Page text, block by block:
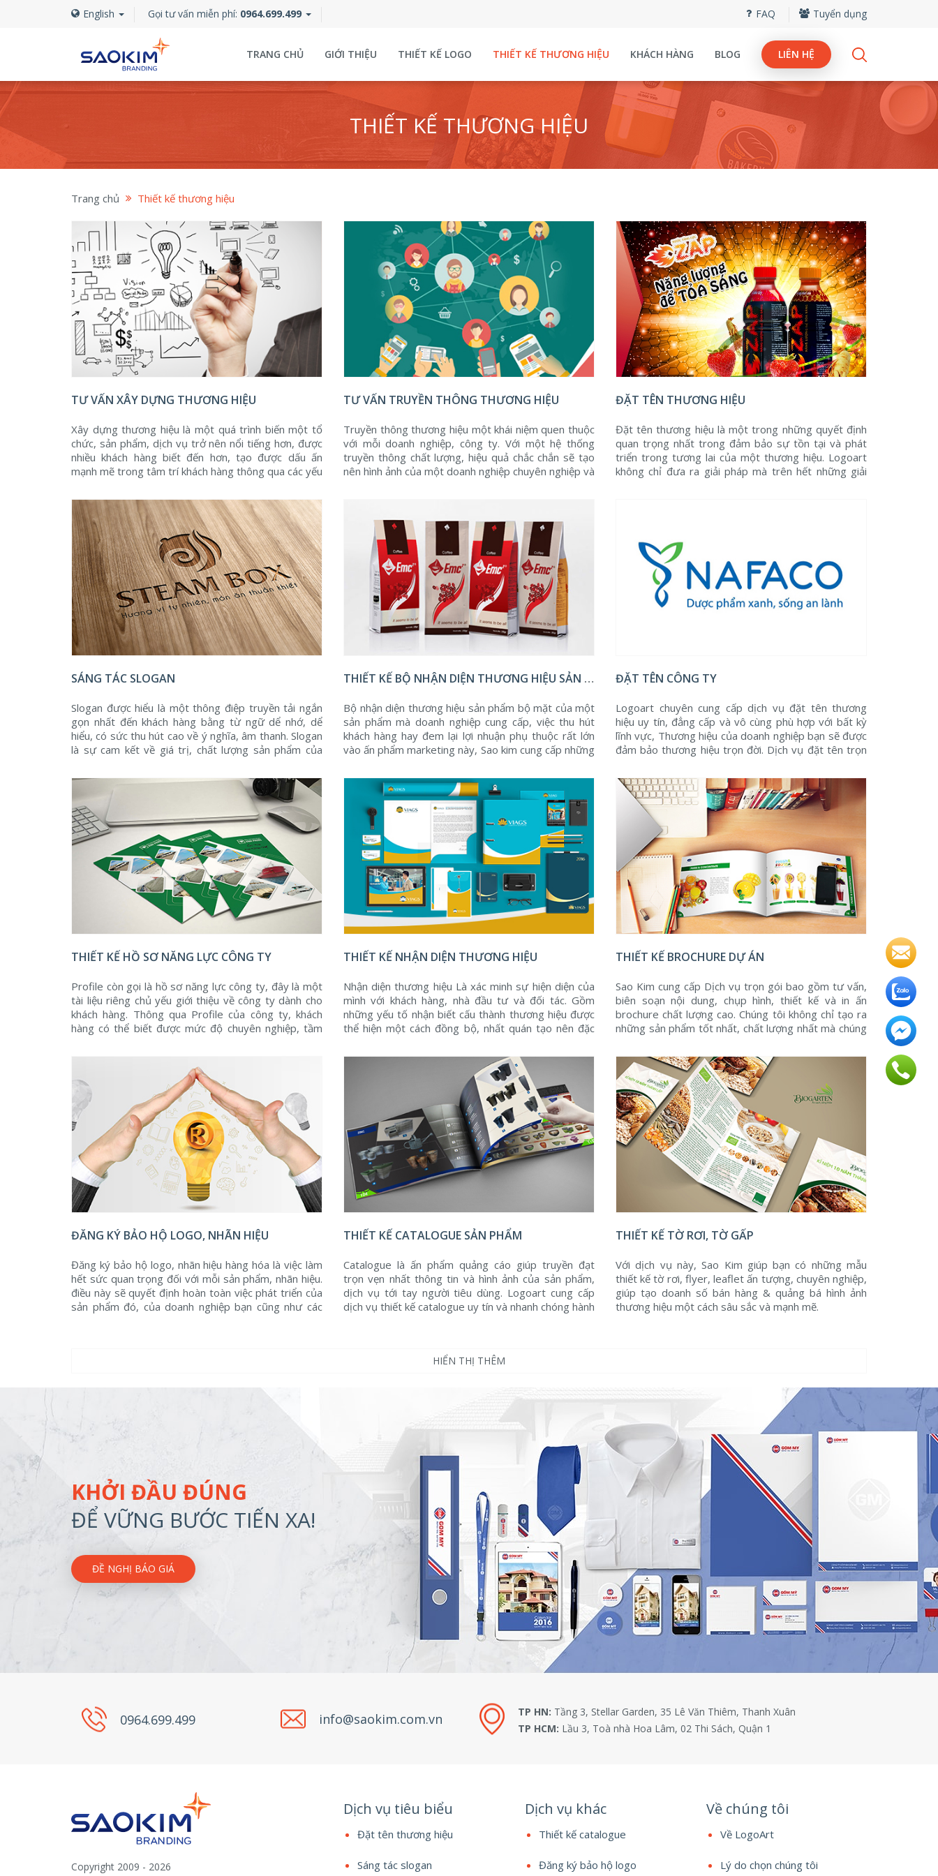
English Gọi tư vấn miễn phí: 0964.699.499 FAQ Tuyển dụng
TRANG CHỦ GIỚI THIỆU THIẾT KẾ LOGO THIẾT KẾ THƯƠNG HIỆU KHÁCH HÀNG BLOG LIÊN HỆ
THIẾT KẾ THƯƠNG HIỆU
Trang chủ Thiết kế thương hiệu
TƯ VẤN XÂY DỰNG THƯƠNG HIỆU
Xây dựng thương hiệu là một quá trình biến một tổ
chức, sản phẩm, dịch vụ trở nên nổi tiếng hơn, được
nhiều khách hàng biết đến hơn, tạo được dấu ấn
mạnh mẽ trong tâm trí khách hàng thông qua các yếu
thương hiệu;
TƯ VẤN TRUYỀN THÔNG THƯƠNG HIỆU
Truyền thông thương hiệu một khái niệm quen thuộc
với mỗi doanh nghiệp, công ty. Với một hệ thống
truyền thông chất lượng, hiệu quả chắc chắn sẽ tạo
nên hình ảnh của một doanh nghiệp chuyên nghiệp và
ĐẶT TÊN THƯƠNG HIỆU
Đặt tên thương hiệu là một trong những quyết định
quan trọng nhất trong đảm bảo sự tồn tại và phát
triển trong tương lai của một thương hiệu. Logoart
không chỉ đưa ra giải pháp mà trên hết những giải
SÁNG TÁC SLOGAN
Slogan được hiểu là một thông điệp truyền tải ngắn
gọn nhất đến khách hàng bằng từ ngữ dể nhớ, dể
hiểu, có sức thu hút cao về ý nghĩa, âm thanh. Slogan
là sự cam kết về giá trị, chất lượng sản phẩm của
THIẾT KẾ BỘ NHẬN DIỆN THƯƠNG HIỆU SẢN PHẨM
Bộ nhận diện thương hiệu sản phẩm bộ mặt của một
sản phẩm mà doanh nghiệp cung cấp, việc thu hút
khách hàng hay đem lại lợi nhuận phụ thuộc rất lớn
vào ấn phẩm marketing này, Sao kim cung cấp những
thương hiệu sản phẩm độc đáo, đẹp mắt ...
ĐẶT TÊN CÔNG TY
Logoart chuyên cung cấp dịch vụ đặt tên thương
hiệu uy tín, đẳng cấp và vô cùng phù hợp với bất kỳ
lĩnh vực, Thương hiệu của doanh nghiệp bạn sẽ được
đảm bảo thương hiệu trọn đời. Dịch vụ đặt tên trọn
thương hiệu công ty.
THIẾT KẾ HỒ SƠ NĂNG LỰC CÔNG TY
Profile còn gọi là hồ sơ năng lực công ty, đây là một
tài liệu riêng chủ yếu giới thiệu về công ty dành cho
khách hàng. Thông qua Profile của công ty, khách
hàng có thể biết được mức độ chuyên nghiệp, tầm
cách khái quát và đầy đủ nhất.
THIẾT KẾ NHẬN DIỆN THƯƠNG HIỆU
Nhận diện thương hiệu Là xác minh sự hiện diện của
mình với khách hàng, nhà đầu tư và đối tác. Gồm
những yếu tố nhận biết cấu thành thương hiệu được
thể hiện một cách đồng bộ, nhất quán tạo nên đặc
thương hiệu khác.
THIẾT KẾ BROCHURE DỰ ÁN
Sao Kim cung cấp Dịch vụ trọn gói bao gồm tư vấn,
biên soạn nội dung, chụp hình, thiết kế và in ấn
brochure chất lượng cao. Chúng tôi không chỉ tạo ra
những sản phẩm tốt nhất, chất lượng nhất mà chúng
ra về mặt sở hữu trí tuệ.
ĐĂNG KÝ BẢO HỘ LOGO, NHÃN HIỆU
Đăng ký bảo hộ logo, nhãn hiệu hàng hóa là việc làm
hết sức quan trọng đối với mỗi sản phẩm, nhãn hiệu.
điều này sẽ quyết định hoàn toàn việc phát triển của
sản phẩm đó, của doanh nghiệp bạn cũng như các
THIẾT KẾ CATALOGUE SẢN PHẨM
Catalogue là ấn phẩm quảng cáo giúp truyền đạt
trọn vẹn nhất thông tin và hình ảnh của sản phẩm,
dịch vụ tới tay người tiêu dùng. Logoart cung cấp
dịch vụ thiết kế catalogue uy tín và nhanh chóng hành
THIẾT KẾ TỜ RƠI, TỜ GẤP
Với dịch vụ này, Sao Kim giúp bạn có những mẫu
thiết kế tờ rơi, flyer, leaflet ấn tượng, chuyên nghiệp,
giúp tạo doanh số bán hàng & quảng bá hình ảnh
thương hiệu một cách sâu sắc và mạnh mẽ.
HIỂN THỊ THÊM
KHỞI ĐẦU ĐÚNG
ĐỂ VỮNG BƯỚC TIẾN XA!
ĐỀ NGHỊ BÁO GIÁ
TP HN: Tầng 3, Stellar Garden, 35 Lê Văn Thiêm, Thanh Xuân
TP HCM: Lầu 3, Toà nhà Hoa Lâm, 02 Thi Sách, Quận 1
0964.699.499 info@saokim.com.vn
Dịch vụ tiêu biểu
Đặt tên thương hiệu
Sáng tác slogan
Dịch vụ khác
Thiết kế catalogue
Đăng ký bảo hộ logo
Về chúng tôi
Về LogoArt
Lý do chọn chúng tôi
Copyright 2009 - 2026